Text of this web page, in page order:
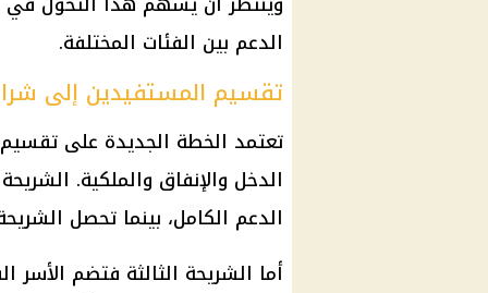
الدعم بين الفئات المختلفة.
تقسيم المستفيدين إلى
تعتمد الخطة الجديدة على
الدخل والإنفاق والملكية.
الدعم الكامل، بينما تحصل
أما الشريحة الثالثة فتضم الأسر